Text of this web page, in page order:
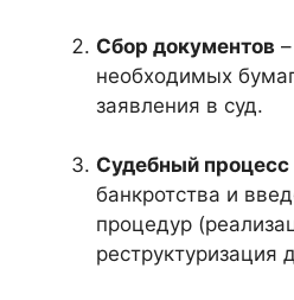
Сбор документов
необходимых
заявления в суд.
Судебный процесс
банкротства и
процедур
реструктуризация